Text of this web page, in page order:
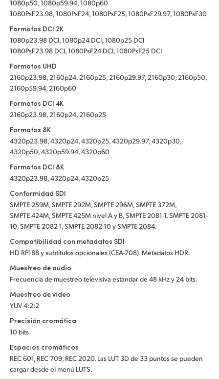
1080p50, 1080p59.94, 1080p60
1080PsF23.98, 1080PsF24, 1080PsF25, 1080PsF29.97, 1080PsF30
Formatos DCI 2K
1080p23.98 DCI, 1080p24 DCI, 1080p25 DCI
1080PsF23.98 DCI, 1080PsF24 DCI, 1080PsF25 DCI
Formatos UHD
2160p23.98, 2160p24, 2160p25, 2160p29.97, 2160p30, 2160p50,
2160p59.94, 2160p60
Formatos DCI 4K
2160p23.98, 2160p24, 2160p25
Formatos 8K
4320p23.98, 4320p24, 4320p25, 4320p29.97, 4320p30,
4320p50, 4320p59.94, 4320p60
Formatos DCI 8K
4320p23.98, 4320p24, 4320p25
Conformidad SDI
SMPTE 259M, SMPTE 292M, SMPTE 296M, SMPTE 372M,
SMPTE 424M, SMPTE 425M nivel A y B, SMPTE 2081-1, SMPTE 2081-
10, SMPTE 2082-1, SMPTE 2082-10 y SMPTE 2084.
Compatibilidad con metadatos SDI
HD RP188 y subtítulos opcionales (CEA-708). Metadatos HDR.
Muestreo de audio
Frecuencia de muestreo televisiva estándar de 48 kHz y 24 bits.
Muestreo de video
YUV 4:2:2
Precisión cromática
10 bits
Espacios cromáticos
REC 601, REC 709, REC 2020. Las LUT 3D de 33 puntos se pueden
cargar desde el menú LUTS.